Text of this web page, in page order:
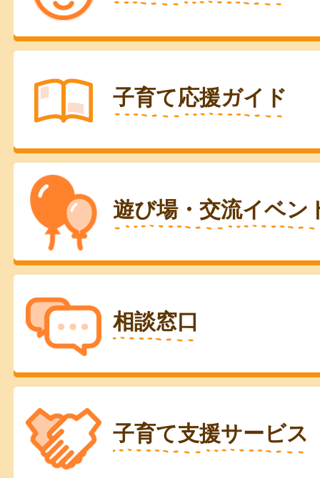
子育て応援ガイド
遊び場・交流イベン
相談窓口
子育て支援サービス